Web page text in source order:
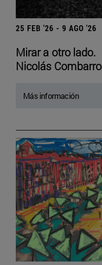
25 FEB '26 - 9 AGO '26
Mirar a otro lado.
Nicolás Combarro
Más información